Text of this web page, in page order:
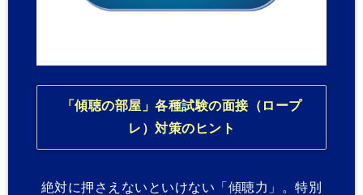
「傾聴の部屋」各種試験の面接（ロープ
レ）対策のヒント
絶対に押さえないといけない「傾聴力」。特別